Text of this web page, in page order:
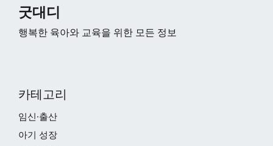
굿대디
행복한 육아와 교육을 위한 모든 정보
카테고리
임신·출산
아기 성장